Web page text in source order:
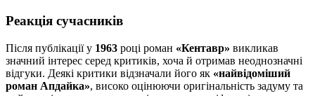
Реакція сучасників
Після публікації у 1963 році роман «Кентавр» викликав
значний інтерес серед критиків, хоча й отримав неоднозначні
відгуки. Деякі критики відзначали його як «найвідоміший
роман Апдайка», високо оцінюючи оригінальність задуму та